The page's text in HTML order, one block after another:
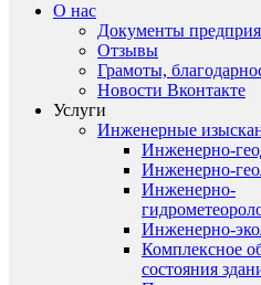
О нас
Документы
Отзывы
Грамоты,
Новости Вконтакте
Услуги
Инженерные
Инженерно-
Инженерно-
Инженерно-
Инженерно-
Комплексное
состояния